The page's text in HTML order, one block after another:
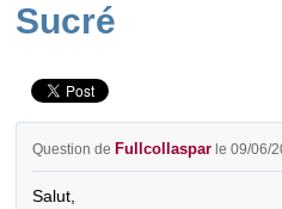
Sucré
Question de Fullcollaspar le 09/06/
Salut,